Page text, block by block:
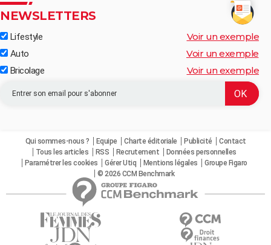
NEWSLETTERS
Lifestyle Voir un exemple
Auto Voir un exemple
Bricolage Voir un exemple
Qui sommes-nous ? Equipe Charte éditoriale Publicité
Contact
Tous les articles
RSS Recrutement
Données personnelles
Paramétrer les cookies
Gérer Utiq Mentions légales
Groupe Figaro
© 2026 CCM Benchmark